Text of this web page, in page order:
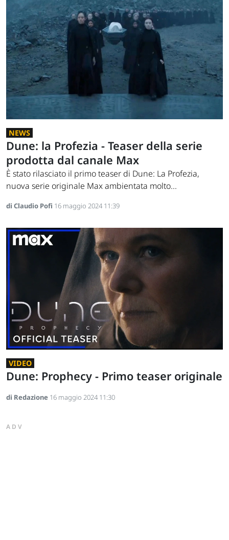
NEWS
Dune: la Profezia - Teaser della serie
prodotta dal canale Max
È stato rilasciato il primo teaser di Dune: La Profezia,
nuova serie originale Max ambientata molto...
di Claudio Pofi 16 maggio 2024 11:39
VIDEO
Dune: Prophecy - Primo teaser originale
di Redazione 16 maggio 2024 11:30
ADV